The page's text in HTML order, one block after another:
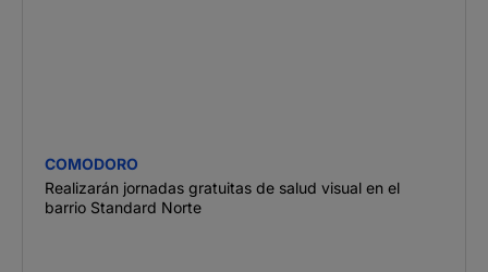
COMODORO
Realizarán jornadas gratuitas de salud visual en el
barrio Standard Norte